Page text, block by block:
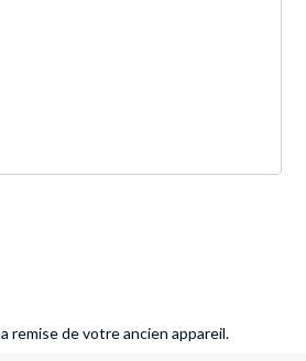
remise de votre ancien appareil.